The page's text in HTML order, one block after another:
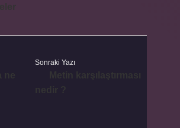
Sonraki Yazı